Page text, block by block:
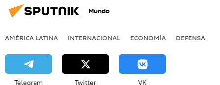
Mundo
AMÉRICA LATINA INTERNACIONAL ECONOMÍA DEFENSA
Telegram Twitter VK